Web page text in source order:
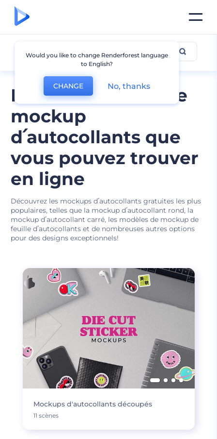
Meilleures idées de
mockup
d՛autocollants que
vous pouvez trouver
en ligne
Découvrez les mockups d՛autocollants gratuites les plus
populaires, telles que la mockup d՛autocollant rond, la
mockup d՛autocollant carré, les modèles de mockup de
feuille d՛autocollants et de nombreuses autres options
pour des designs exceptionnels!
Mockup d՛autocollant
Mockups d'autocollants découpés
11 scènes
Would you like to change Renderforest language
to English?
CHANGE No, thanks